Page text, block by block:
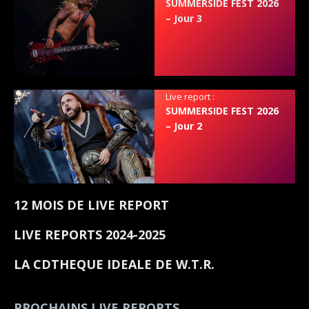
SUMMERSIDE FEST 2026
– Jour 3
Live report :
SUMMERSIDE FEST 2026
– Jour 2
12 MOIS DE LIVE REPORT
LIVE REPORTS 2024-2025
LA CDTHEQUE IDEALE DE W.T.R.